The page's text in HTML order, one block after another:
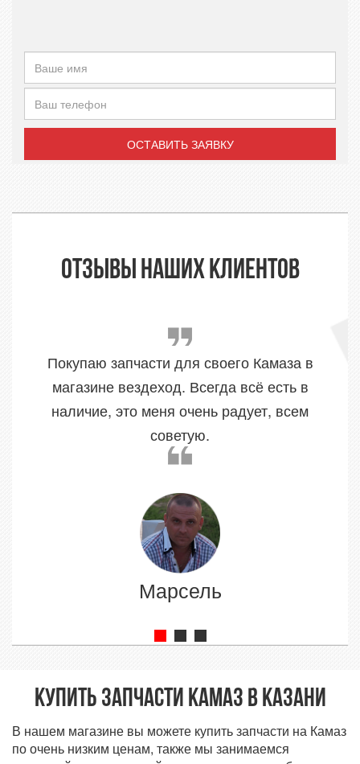
ОСТАВИТЬ ЗАЯВКУ
ОТЗЫВЫ НАШИХ КЛИЕНТОВ
Покупаю запчасти для своего Камаза в
магазине вездеход. Всегда всё есть в
наличие, это меня очень радует, всем
советую.
Марсель
Купить запчасти Камаз в Казани
В нашем магазине вы можете купить запчасти на Камаз
по очень низким ценам, также мы занимаемся